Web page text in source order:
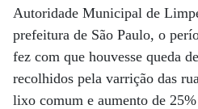
Autoridade Municipal de
prefeitura de São Paulo, o
fez com que houvesse queda
recolhidos pela varrição das
lixo comum e aumento de